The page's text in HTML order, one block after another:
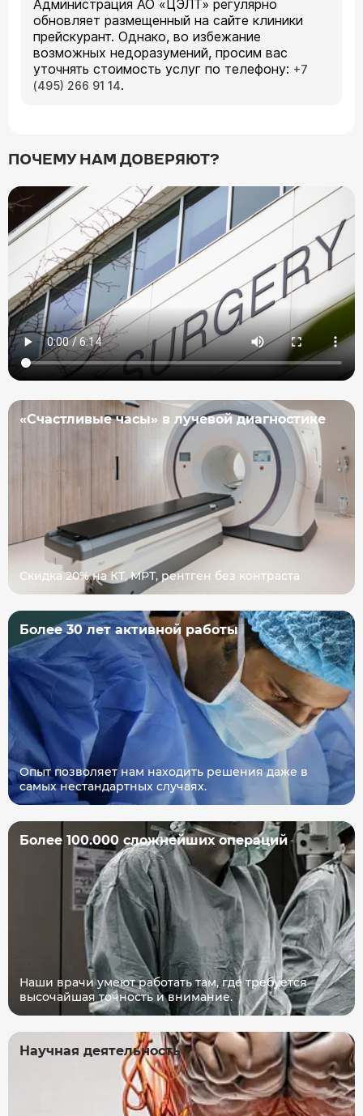
Администрация АО «ЦЭЛТ» регулярно
обновляет размещенный на сайте клиники
прейскурант. Однако, во избежание
возможных недоразумений, просим вас
уточнять стоимость услуг по телефону: +7
(495) 266 91 14.
ПОЧЕМУ НАМ ДОВЕРЯЮТ?
«Счастливые часы» в лучевой диагностике
Скидка 20% на КТ, МРТ, рентген без контраста
Более 30 лет активной работы
Опыт позволяет нам находить решения даже в
самых нестандартных случаях.
Более 100.000 сложнейших операций
Наши врачи умеют работать там, где требуется
высочайшая точность и внимание.
Научная деятельность